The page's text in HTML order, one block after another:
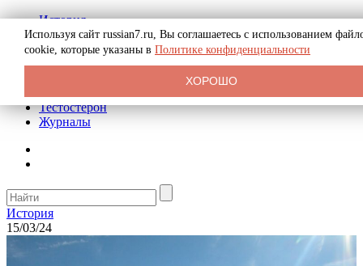
История
Биография
Криминал
Реклама на сайте
Тестостерон
Журналы
История
15/03/24
Используя сайт russian7.ru, Вы соглашаетесь с использованием
cookie, которые указаны в Политике конфиденциальности
ХОРОШО